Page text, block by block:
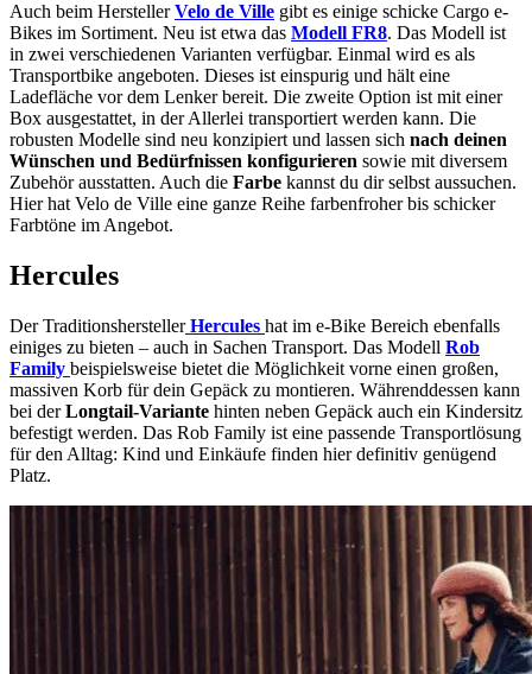
Auch beim HerstellerVelo de Ville gibt es einige schicke Cargo e-
Bikes im Sortiment. Neu ist etwa das Modell FR8. Das Modell ist
in zwei verschiedenen Varianten verfügbar. Einmal wird es als
Transportbike angeboten. Dieses ist einspurig und hält eine
Ladefläche vor dem Lenker bereit. Die zweite Option ist mit einer
Box ausgestattet, in der Allerlei transportiert werden kann. Die
robusten Modelle sind neu konzipiert und lassen sich nach deinen
Wünschen und Bedürfnissen konfigurieren sowie mit diversem
Zubehör ausstatten. Auch die Farbe kannst du dir selbst aussuchen.
Hier hat Velo de Ville eine ganze Reihe farbenfroher bis schicker
Farbtöne im Angebot.
Hercules
Der Traditionshersteller Hercules hat im e-Bike Bereich ebenfalls
einiges zu bieten – auch in Sachen Transport. Das Modell Rob
Family beispielsweise bietet die Möglichkeit vorne einen großen,
massiven Korb für dein Gepäck zu montieren. Währenddessen kann
bei derLongtail-Variante hinten neben Gepäck auch ein Kindersitz
befestigt werden. Das Rob Family ist eine passende Transportlösung
für den Alltag: Kind und Einkäufe finden hier definitiv genügend
Platz.